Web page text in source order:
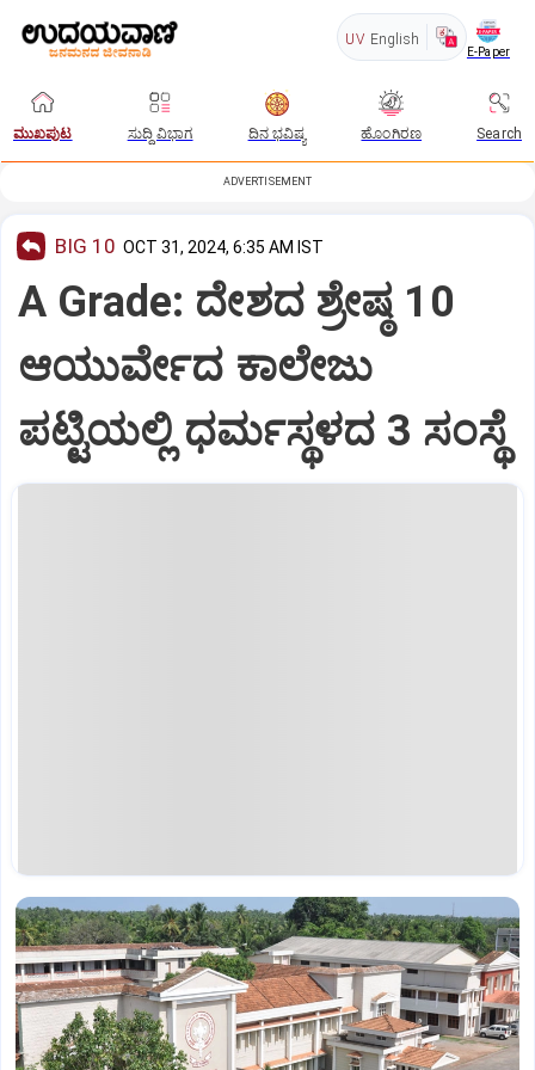
UV English
E-Paper
ಮುಖಪುಟ ಸುದ್ದಿ ವಿಭಾಗ ದಿನ ಭವಿಷ್ಯ ಹೊಂಗಿರಣ Search
ADVERTISEMENT
BIG 10 OCT 31, 2024, 6:35 AM IST
A Grade: ದೇಶದ ಶ್ರೇಷ್ಠ 10
ಆಯುರ್ವೇದ ಕಾಲೇಜು
ಪಟ್ಟಿಯಲ್ಲಿ ಧರ್ಮಸ್ಥಳದ 3 ಸಂಸ್ಥೆ